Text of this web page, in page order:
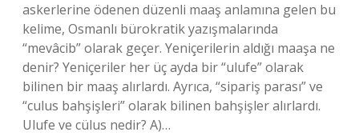
askerlerine ödenen düzenli maaş anlamına gelen bu
kelime, Osmanlı bürokratik yazışmalarında
“mevâcib” olarak geçer. Yeniçerilerin aldığı maaşa ne
denir? Yeniçeriler her üç ayda bir “ulufe” olarak
bilinen bir maaş alırlardı. Ayrıca, “sipariş parası” ve
“culus bahşişleri” olarak bilinen bahşişler alırlardı.
Ulufe ve cülus nedir? A)…